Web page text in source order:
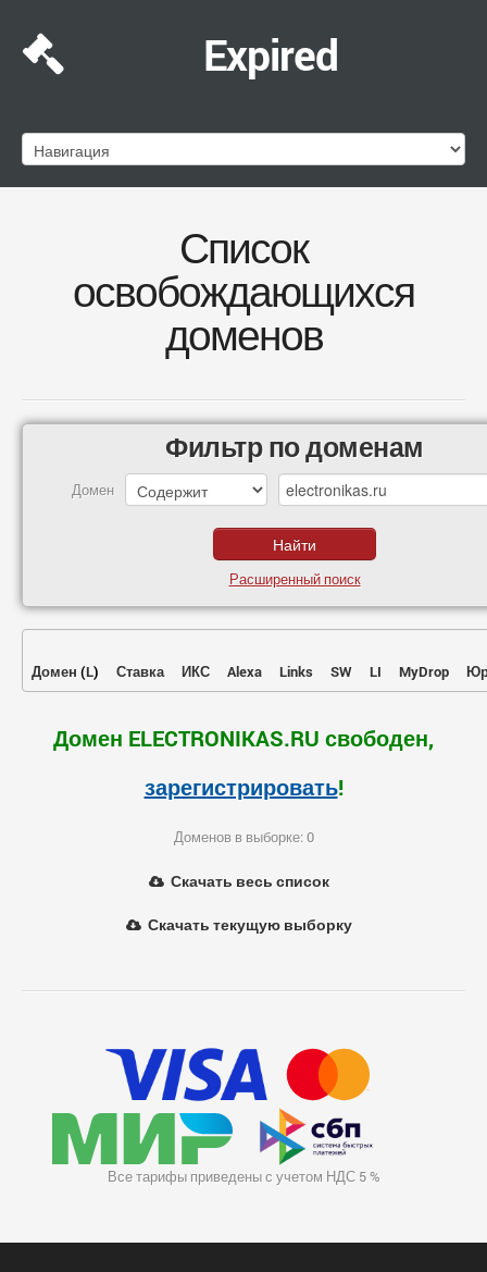
Expired
Список
освобождающихся
доменов
Фильтр по доменам
Домен
Расширенный поиск
Домен (L) Ставка ИКС Alexa Links SW LI MyDrop
Домен ELECTRONIKAS.RU свободен,
зарегистрировать!
Доменов в выборке: 0
Скачать весь список
Скачать текущую выборку
Все тарифы приведены с учетом НДС 5 %